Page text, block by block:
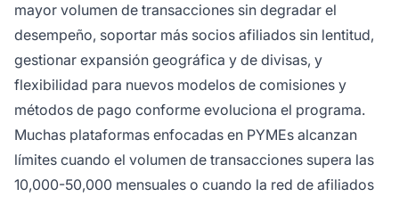
mayor volumen de transacciones sin degradar el
desempeño, soportar más socios afiliados sin lentitud,
gestionar expansión geográfica y de divisas, y
flexibilidad para nuevos modelos de comisiones y
métodos de pago conforme evoluciona el programa.
Muchas plataformas enfocadas en PYMEs alcanzan
límites cuando el volumen de transacciones supera las
10,000-50,000 mensuales o cuando la red de afiliados